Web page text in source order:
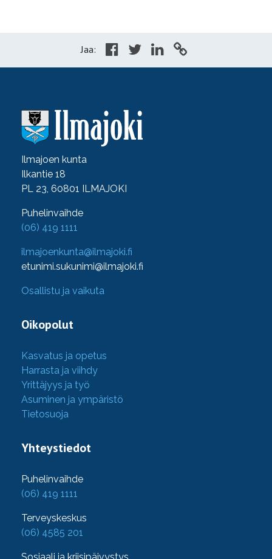
Jaa:
Ilmajoen kunta
Ilkantie 18
PL 23, 60801 ILMAJOKI
Puhelinvaihde
(06) 419 1111
ilmajoenkunta@ilmajoki.fi
etunimi.sukunimi@ilmajoki.fi
Osallistu ja vaikuta
Oikopolut
Kasvatus ja opetus
Harrasta ja viihdy
Yrittäjyys ja työ
Asuminen ja ympäristö
Tietosuoja
Yhteystiedot
Puhelinvaihde
(06) 419 1111
Terveyskeskus
(06) 4585 201